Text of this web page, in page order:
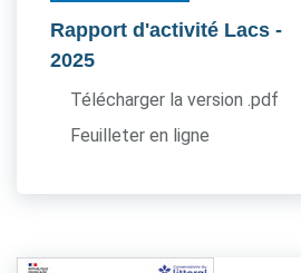
Rapport d'activité Lacs -
2025
Télécharger la version .pdf
Feuilleter en ligne